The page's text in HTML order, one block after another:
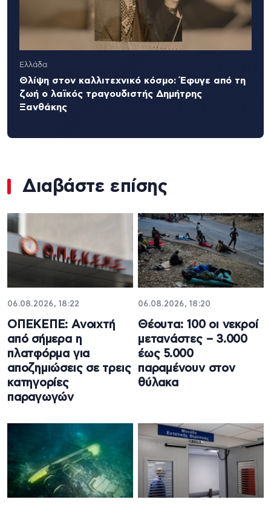
Ελλάδα
Θλίψη στον καλλιτεχνικό κόσμο: Έφυγε από τη
ζωή ο λαϊκός τραγουδιστής Δημήτρης
Ξανθάκης
Διαβάστε επίσης
06.08.2026, 18:22
ΟΠΕΚΕΠΕ: Ανοιχτή
από σήμερα η
πλατφόρμα για
αποζημιώσεις σε τρεις
κατηγορίες
παραγωγών
06.08.2026, 18:20
Θέουτα: 100 οι νεκροί
μετανάστες – 3.000
έως 5.000
παραμένουν στον
θύλακα